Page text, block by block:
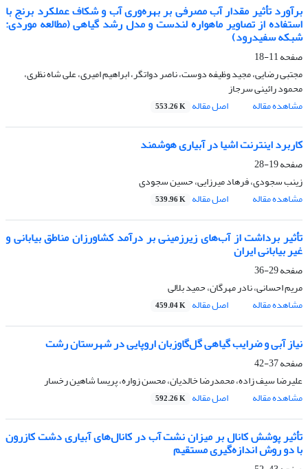
برآورد تأثیر مقدار آب مصرفی بر بهره‌وری آب و شکاف عملکرد برنج با
استفاده از تصاویر ماهواره لندست و مدل رشد گیاهی (مطالعه موردی:
شبکه سفیدرود)
صفحه11-18
مجتبی رضایی، مجید وظیفه دوست، ناصر دواتگر، ابراهیم امیری، علی شاه نظری،
محمود رائینی سرجاز
مشاهده مقاله
اصل مقاله 553.26 K
کاربرد اینترنت اشیا در آبیاری هوشمند
صفحه19-28
زینب سجودی، فرهاد میرزایی، حسین سجودی
مشاهده مقاله
اصل مقاله 539.96 K
تأثیر برداشت از آب‌های زیرزمینی بر درآمد کشاورزان مناطق بیابانی و
غیر بیابانی ایران
صفحه29-36
مریم احسانی، نادر مهرگان، حمید بلالی
مشاهده مقاله
اصل مقاله 459.04 K
نیاز آبی و ضرایب گیاهی گل‌گاوزبان اروپایی در شهرستان رشت
صفحه37-42
علیرضا سیف زاده، محمدرضا خالدیان، محسن زواره، پریسا شاهین رخسار
مشاهده مقاله
اصل مقاله 592.26 K
تأثیر پوشش کانال بر میزان نشت آب در کانال‌های آبیاری دشت کازرون
با دو روش اندازه‌گیری مستقیم